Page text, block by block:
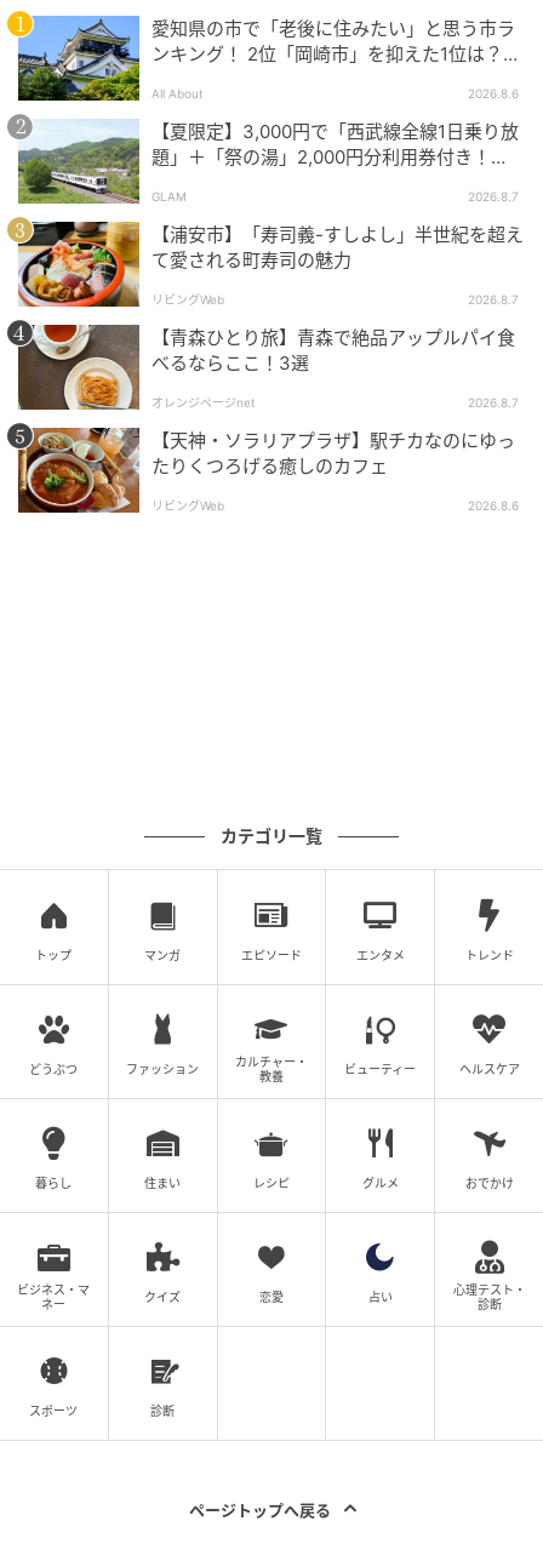
2017年4月には開業10周年を記念して『ありがとう10
周年セレモニー』を開催しています。
移転に伴い2019年5月に旧施設の営業を終了し、同年7
月に現在地となる61街区で新施設がオープンしまし
た。
現在の「横浜アンパンマンこどもミュージア
ム」外観
現在の施設は2019年7月7日に61街区（現在地）でオ
ープンし、同年11月に有料入館者の累計が1,000万人
を達成しました。
その後も来場者数を積み重ね、累計1,400万人以上に
達しています。
2027年春のリニューアルでは、3Fミュージアムフロア
の未公開スペースを含む3エリア・約660m2を全面的
に刷新し、遊びエリアの面積が拡張されます。
するのは今回が初めてで、過去最大規模の改装となり
ます。
なお、リニューアルに伴う休館の予定はありません。
と アンパンマン」
愛知県の市で「老後に住みたい」と思う市ラ
ンキング！ 2位「岡崎市」を抑えた1位は？
All About 2026.8.6
【夏限定】3,000円で「西武線全線1日乗り放
題」＋「祭の湯」2,000円分利用券付き！
光
GLAM 2026.8.7
【浦安市】「寿司義-すしよし」半世紀を超え
て愛される町寿司の魅力
リビングWeb 2026.8.7
【青森ひとり旅】青森で絶品アップルパイ食
べるならここ！3選
オレンジページnet 2026.8.7
【天神・ソラリアプラザ】駅チカなのにゆっ
たりくつろげる癒しのカフェ
リビングWeb 2026.8.6
カテゴリ一覧
トップ マンガ エピソード エンタメ トレンド
どうぶつ ファッション
カルチャー・
教養
ビューティー ヘルスケア
暮らし 住まい レシピ グルメ おでかけ
ビジネス・マ
ネー
クイズ 恋愛 占い
心理テスト・
診断
スポーツ 診断
ページトップへ戻る